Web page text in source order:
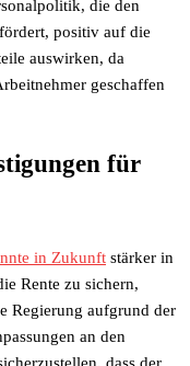
die den
positiv auf die
auswirken, da
geschaffen
für
in Zukunft stärker in
Rente zu sichern,
Regierung aufgrund der
an den
dass der